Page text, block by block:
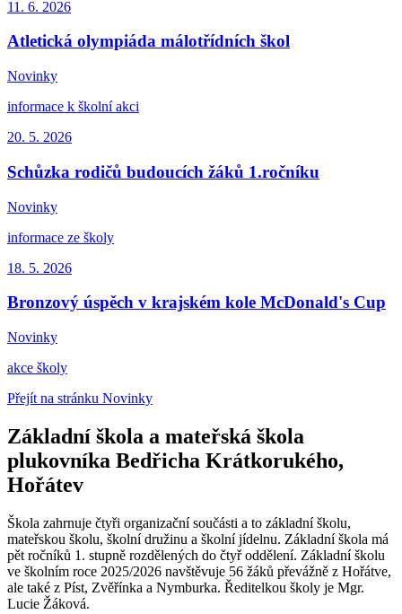
11. 6. 2026
Atletická olympiáda málotřídních škol
Novinky
informace k školní akci
20. 5. 2026
Schůzka rodičů budoucích žáků 1.ročníku
Novinky
informace ze školy
18. 5. 2026
Bronzový úspěch v krajském kole McDonald's Cup
Novinky
akce školy
Přejít na stránku Novinky
Základní škola a mateřská škola
plukovníka Bedřicha Krátkorukého,
Hořátev
Škola zahrnuje čtyři organizační součásti a to základní školu,
mateřskou školu, školní družinu a školní jídelnu. Základní škola má
pět ročníků 1. stupně rozdělených do čtyř oddělení. Základní školu
ve školním roce 2025/2026 navštěvuje 56 žáků převážně z Hořátve,
ale také z Píst, Zvěřínka a Nymburka. Ředitelkou školy je Mgr.
Lucie Žáková.